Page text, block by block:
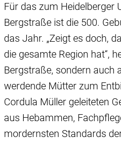
Für das zum Heidelberger
Bergstraße ist die 500.
das Jahr. „Zeigt es doch,
die gesamte Region hat“,
Bergstraße, sondern auch
werdende Mütter zum
Cordula Müller geleiteten
aus Hebammen,
mordernsten Standards